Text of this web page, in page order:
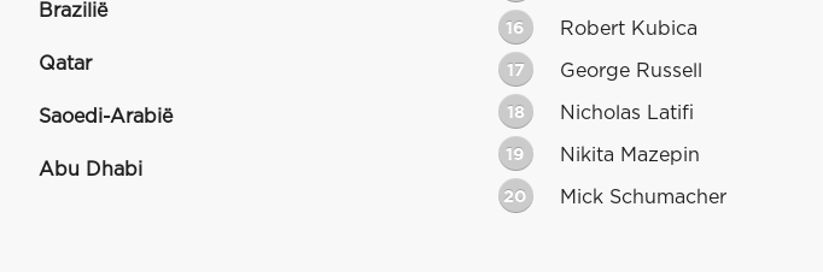
Brazilië
Qatar
Saoedi-Arabië
Abu Dhabi
16 Robert Kubica
17 George Russell
18 Nicholas Latifi
19 Nikita Mazepin
20 Mick Schumacher